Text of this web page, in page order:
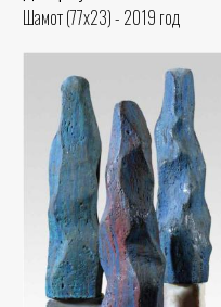
Шамот (77x23) - 2019 год